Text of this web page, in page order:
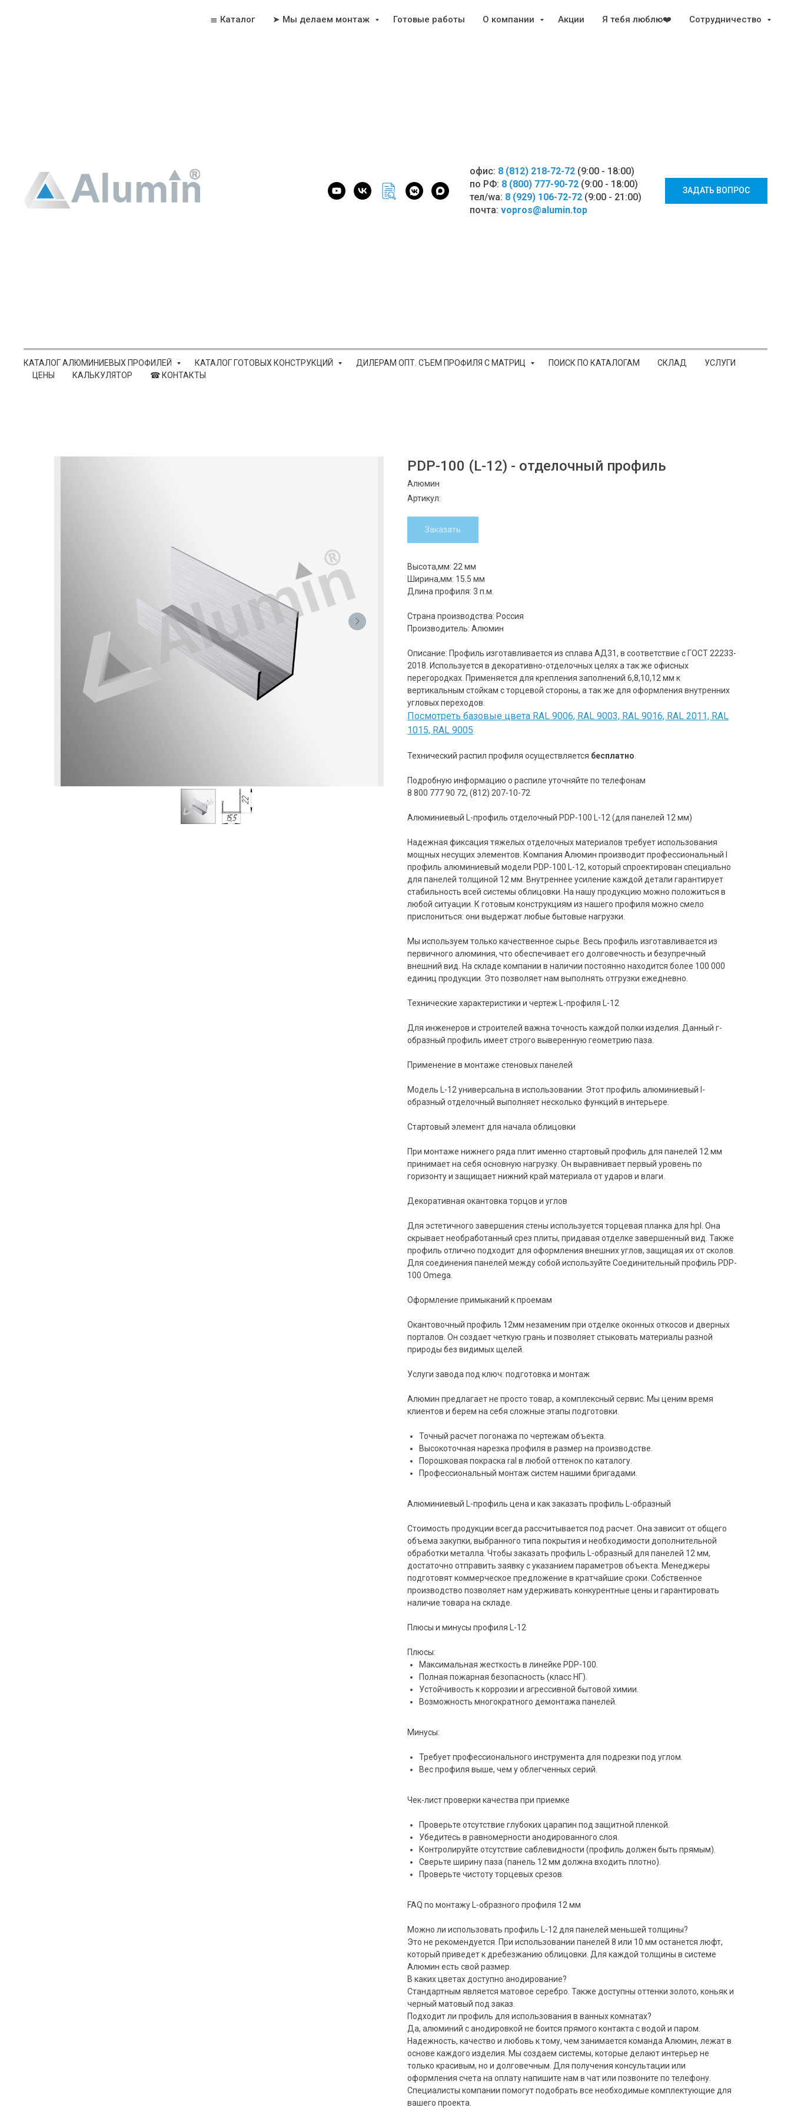
≣ Каталог ➤ Мы делаем монтаж Готовые работы О компании Акции Я тебя люблю❤️ Сотрудничество
офис: 8 (812) 218-72-72 (9:00 - 18:00)
по РФ: 8 (800) 777-90-72 (9:00 - 18:00)
тел/wa: 8 (929) 106-72-72 (9:00 - 21:00)
почта: vopros@alumin.top
ЗАДАТЬ ВОПРОС
КАТАЛОГ АЛЮМИНИЕВЫХ ПРОФИЛЕЙ КАТАЛОГ ГОТОВЫХ КОНСТРУКЦИЙ ДИЛЕРАМ ОПТ. СЪЕМ ПРОФИЛЯ С МАТРИЦ ПОИСК ПО КАТАЛОГАМ СКЛАД
УСЛУГИ
ЦЕНЫ
КАЛЬКУЛЯТОР ☎ КОНТАКТЫ
PDP-100 (L-12) - отделочный профиль
Алюмин
Артикул:
Заказать
Высота,мм: 22 мм
Ширина,мм: 15.5 мм
Длина профиля: 3 п.м.
Страна производства: Россия
Производитель: Алюмин
Описание: Профиль изготавливается из сплава АД31, в соответствие с ГОСТ 22233-
2018. Используется в декоративно-отделочных целях а так же офисных
перегородках. Применяется для крепления заполнений 6,8,10,12 мм к
вертикальным стойкам с торцевой стороны, а так же для оформления внутренних
угловых переходов.
Посмотреть базовые цвета RAL 9006, RAL 9003, RAL 9016, RAL 2011, RAL
1015, RAL 9005
Технический распил профиля осуществляется бесплатно
Подробную информацию о распиле уточняйте по телефонам
8 800 777 90 72, (812) 207-10-72
Алюминиевый L-профиль отделочный PDP-100 L-12 (для панелей 12 мм)
Надежная фиксация тяжелых отделочных материалов требует использования
мощных несущих элементов. Компания Алюмин производит профессиональный l
профиль алюминиевый модели PDP-100 L-12, который спроектирован специально
для панелей толщиной 12 мм. Внутреннее усиление каждой детали гарантирует
стабильность всей системы облицовки. На нашу продукцию можно положиться в
любой ситуации. К готовым конструкциям из нашего профиля можно смело
прислониться: они выдержат любые бытовые нагрузки.
Мы используем только качественное сырье. Весь профиль изготавливается из
первичного алюминия, что обеспечивает его долговечность и безупречный
внешний вид. На складе компании в наличии постоянно находится более 100 000
единиц продукции. Это позволяет нам выполнять отгрузки ежедневно.
Технические характеристики и чертеж L-профиля L-12
Для инженеров и строителей важна точность каждой полки изделия. Данный г-
образный профиль имеет строго выверенную геометрию паза.
Применение в монтаже стеновых панелей
Модель L-12 универсальна в использовании. Этот профиль алюминиевый l-
образный отделочный выполняет несколько функций в интерьере.
Стартовый элемент для начала облицовки
При монтаже нижнего ряда плит именно стартовый профиль для панелей 12 мм
принимает на себя основную нагрузку. Он выравнивает первый уровень по
горизонту и защищает нижний край материала от ударов и влаги.
Декоративная окантовка торцов и углов
Для эстетичного завершения стены используется торцевая планка для hpl. Она
скрывает необработанный срез плиты, придавая отделке завершенный вид. Также
профиль отлично подходит для оформления внешних углов, защищая их от сколов.
Для соединения панелей между собой используйте Соединительный профиль PDP-
100 Omega.
Оформление примыканий к проемам
Окантовочный профиль 12мм незаменим при отделке оконных откосов и дверных
порталов. Он создает четкую грань и позволяет стыковать материалы разной
природы без видимых щелей.
Услуги завода под ключ: подготовка и монтаж
Алюмин предлагает не просто товар, а комплексный сервис. Мы ценим время
клиентов и берем на себя сложные этапы подготовки.
Точный расчет погонажа по чертежам объекта.
Высокоточная нарезка профиля в размер на производстве.
Порошковая покраска ral в любой оттенок по каталогу.
Профессиональный монтаж систем нашими бригадами.
Алюминиевый L-профиль цена и как заказать профиль L-образный
Стоимость продукции всегда рассчитывается под расчет. Она зависит от общего
объема закупки, выбранного типа покрытия и необходимости дополнительной
обработки металла. Чтобы заказать профиль L-образный для панелей 12 мм,
достаточно отправить заявку с указанием параметров объекта. Менеджеры
подготовят коммерческое предложение в кратчайшие сроки. Собственное
производство позволяет нам удерживать конкурентные цены и гарантировать
наличие товара на складе.
Плюсы и минусы профиля L-12
Плюсы:
Максимальная жесткость в линейке PDP-100.
Полная пожарная безопасность (класс НГ).
Устойчивость к коррозии и агрессивной бытовой химии.
Возможность многократного демонтажа панелей.
Минусы:
Требует профессионального инструмента для подрезки под углом.
Вес профиля выше, чем у облегченных серий.
Чек-лист проверки качества при приемке
Проверьте отсутствие глубоких царапин под защитной пленкой.
Убедитесь в равномерности анодированного слоя.
Контролируйте отсутствие саблевидности (профиль должен быть прямым).
Сверьте ширину паза (панель 12 мм должна входить плотно).
Проверьте чистоту торцевых срезов.
FAQ по монтажу L-образного профиля 12 мм
Можно ли использовать профиль L-12 для панелей меньшей толщины?
Это не рекомендуется. При использовании панелей 8 или 10 мм останется люфт,
который приведет к дребезжанию облицовки. Для каждой толщины в системе
Алюмин есть свой размер.
В каких цветах доступно анодирование?
Стандартным является матовое серебро. Также доступны оттенки золото, коньяк и
черный матовый под заказ.
Подходит ли профиль для использования в ванных комнатах?
Да, алюминий с анодировкой не боится прямого контакта с водой и паром.
Надежность, качество и любовь к тому, чем занимается команда Алюмин, лежат в
основе каждого изделия. Мы создаем системы, которые делают интерьер не
только красивым, но и долговечным. Для получения консультации или
оформления счета на оплату напишите нам в чат или позвоните по телефону.
Специалисты компании помогут подобрать все необходимые комплектующие для
вашего проекта.